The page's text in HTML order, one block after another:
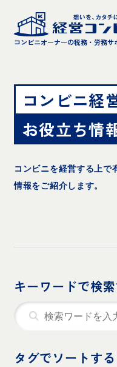
コンビニオーナーの税務・労務サ
コンビニ経
お役立ち情
コンビニを経営する上で
情報をご紹介します。
キーワードで検
タグでソートする